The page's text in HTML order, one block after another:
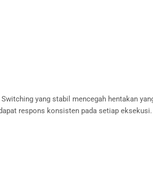
yang stabil mencegah hentakan
respons konsisten pada setiap eksekusi.